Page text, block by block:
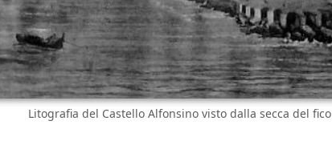
Litografia del Castello Alfonsino visto dalla secca del fico